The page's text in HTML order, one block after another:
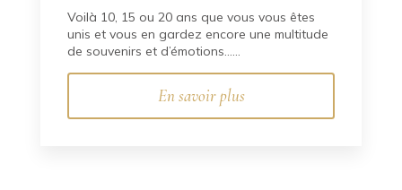
Voilà 10, 15 ou 20 ans que vous vous êtes
unis et vous en gardez encore une multitude
de souvenirs et d’émotions......
En savoir plus